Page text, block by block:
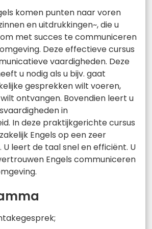
komen punten naar voren
en uitdrukkingen~, die u
met succes te communiceren
Deze effectieve cursus
vaardigheden. Deze
u nodig als u bijv. gaat
gesprekken wilt voeren,
ontvangen. Bovendien leert u
in
In deze praktijkgerichte cursus
Engels op een zeer
U leert de taal snel en efficiënt. U
Engels communiceren